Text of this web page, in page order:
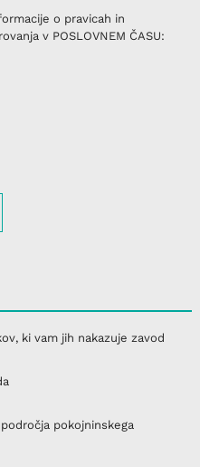
o pravicah in
v POSLOVNEM ČASU:
ki vam jih nakazuje zavod
pokojninskega